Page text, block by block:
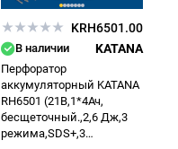
KRH6501.00
В наличии KATANA
Перфоратор
аккумуляторный KATANA
RH6501 (21В,1*4Ач,
бесщеточный.,2,6 Дж,3
режима,SDS+,3